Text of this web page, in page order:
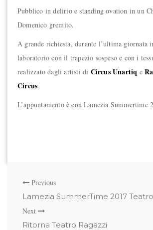
Pubblico in delirio e standing ovation in un
Domenico gremito.
A grande richiesta, durante l’ultima giornata
laboratorio con il trapezio sospeso e con i
realizzato dagli artisti di Circus Unartiq e
Circus.
L’appuntamento è con Lamezia Summertime
Previous
Lamezia SummerTime 2017
Next
Ritorna Teatro Ragazzi